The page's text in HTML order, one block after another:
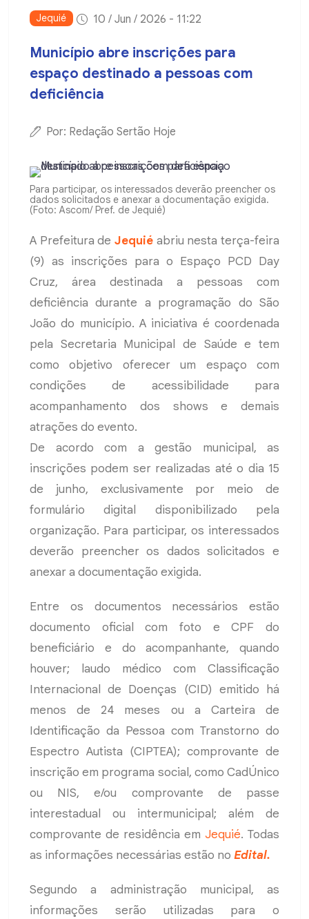
Jequié 10 / Jun / 2026 - 11:22
Município abre inscrições para
espaço destinado a pessoas com
deficiência
Por: Redação Sertão Hoje
Para participar, os interessados deverão preencher os
dados solicitados e anexar a documentação exigida.
(Foto: Ascom/ Pref. de Jequié)
A Prefeitura de Jequié abriu nesta terça-feira
(9) as inscrições para o Espaço PCD Day
Cruz, área destinada a pessoas com
deficiência durante a programação do São
João do município. A iniciativa é coordenada
pela Secretaria Municipal de Saúde e tem
como objetivo oferecer um espaço com
condições de acessibilidade para
acompanhamento dos shows e demais
atrações do evento.
De acordo com a gestão municipal, as
inscrições podem ser realizadas até o dia 15
de junho, exclusivamente por meio de
formulário digital disponibilizado pela
organização. Para participar, os interessados
deverão preencher os dados solicitados e
anexar a documentação exigida.
Entre os documentos necessários estão
documento oficial com foto e CPF do
beneficiário e do acompanhante, quando
houver; laudo médico com Classificação
Internacional de Doenças (CID) emitido há
menos de 24 meses ou a Carteira de
Identificação da Pessoa com Transtorno do
Espectro Autista (CIPTEA); comprovante de
inscrição em programa social, como CadÚnico
ou NIS, e/ou comprovante de passe
interestadual ou intermunicipal; além de
comprovante de residência em Jequié. Todas
as informações necessárias estão no Edital.
Segundo a administração municipal, as
informações serão utilizadas para o